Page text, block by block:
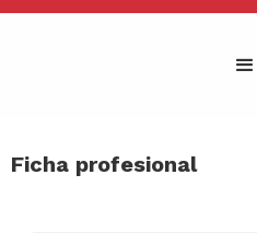
Ficha profesional